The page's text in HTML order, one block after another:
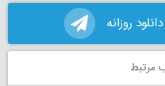
روزانه
مرتبط